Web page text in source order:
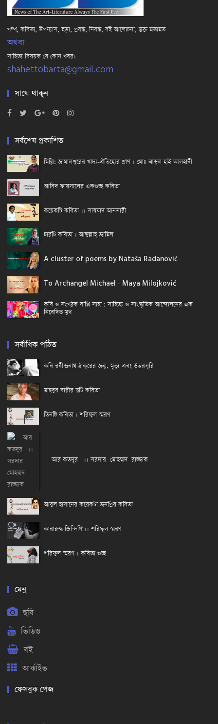
গল্প, কবিতা, উপন্যাস, ছড়া, প্রবন্ধ, নিবন্ধ, বই আলোচনা, মুক্ত মতামত
অথবা
সাহিত্য বিষয়ক যে কোন খবর।
shahettobarta@gmail.com
সাথে থাকুন
সর্বশেষ প্রকাশিত
মিল্লি: জামালপুরের খাদ্য-ঐতিহ্যের প্রাণ । মোঃ আব্দুল হাই আলহাদী
আবিদ ফায়সালের একগুচ্ছ কবিতা
কয়েকটি কবিতা ।। সাযযাদ আনসারী
চারটি কবিতা । আব্দুল্লাহ্ জামিল
A cluster of poems by Nataša Radanović
To Archangel Michael - Maya Milojković
কবি ও সংগঠক বাপ্পি সাহা : সাহিত্য ও সাংস্কৃতিক আন্দোলনের এক
নিবেদিত মুখ
সর্বাধিক পঠিত
কবি রবীন্দ্রনাথ ঠাকুরের জন্ম, মৃত্যু এবং উত্তরসূরি
মাহবুব বারীর দুটি কবিতা
তিনটি কবিতা । শরিফুল স্মরণ
আর কতদূর ।। সরদার মোহম্মদ রাজ্জাক
আবুল হাসানের কয়েকটা জনপ্রিয় কবিতা
কারারুদ্ধ জিন্দিগি ।। শরিফুল স্মরণ
শরিফুল স্মরণ । কবিতা গুচ্ছ
মেনু
ছবি
ভিডিও
বই
আর্কাইভ
ফেসবুক পেজ